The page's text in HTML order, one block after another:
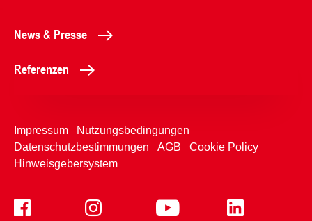
News & Presse
Referenzen
Impressum
Nutzungsbedingungen
Datenschutzbestimmungen
AGB
Cookie Policy
Hinweisgebersystem